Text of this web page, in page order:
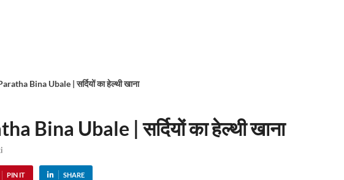
Bina Ubale | सर्दियों का हेल्थी खाना
Bina Ubale | सर्दियों का हेल्थी खाना
PIN IT SHARE